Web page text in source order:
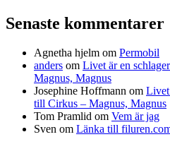
Senaste kommentarer
Agnetha hjelm om Permobil
anders om Livet är en
Magnus, Magnus
Josephine Hoffmann om Livet
till Cirkus – Magnus, Magnus
Tom Pramlid om Vem är jag
Sven om Länka till